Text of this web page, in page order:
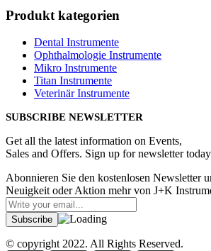
Produkt kategorien
Dental Instrumente
Ophthalmologie Instrumente
Mikro Instrumente
Titan Instrumente
Veterinär Instrumente
SUBSCRIBE NEWSLETTER
Get all the latest information on Events,
Sales and Offers. Sign up for newsletter
Abonnieren Sie den kostenlosen Newsletter
Neuigkeit oder Aktion mehr von J+K
© copyright 2022. All Rights Reserved.